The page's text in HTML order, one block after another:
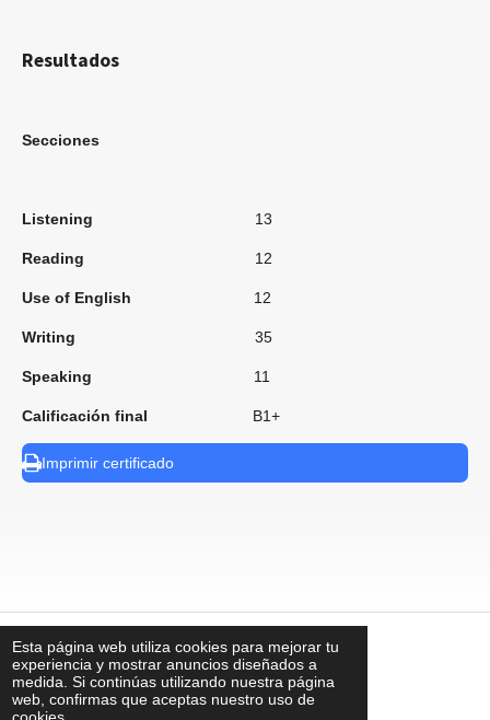
Esta página web utiliza cookies para mejorar tu
experiencia y mostrar anuncios diseñados a
medida. Si continúas utilizando nuestra página
web, confirmas que aceptas nuestro uso de
Resultados
Secciones
Listening 13
Reading 12
Use of English 12
Writing 35
Speaking 11
Calificación final B1+
Imprimir certificado
⠀